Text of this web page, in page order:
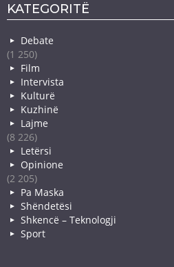
KATEGORITË
Debate
(1 250)
Film
Intervista
Kulturë
Kuzhinë
Lajme
(8 226)
Letërsi
Opinione
(2 205)
Pa Maska
Shëndetësi
Shkencë – Teknologji
Sport